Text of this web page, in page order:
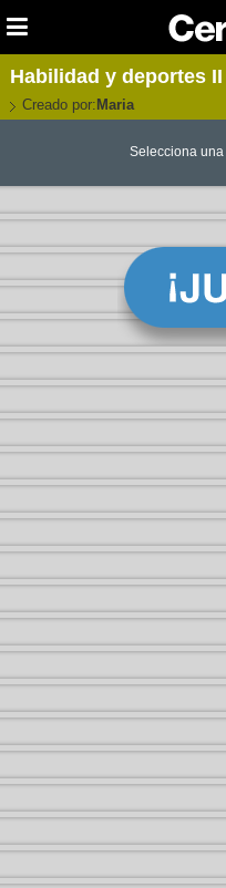
Habilidad y deportes II
Creado por: Maria
Selecciona